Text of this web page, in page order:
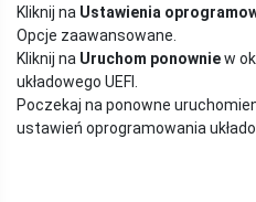
Kliknij na Ustawienia
Opcje zaawansowane.
Kliknij na Uruchom ponowniew
układowego UEFI.
Poczekaj na ponowne
ustawień oprogramowania